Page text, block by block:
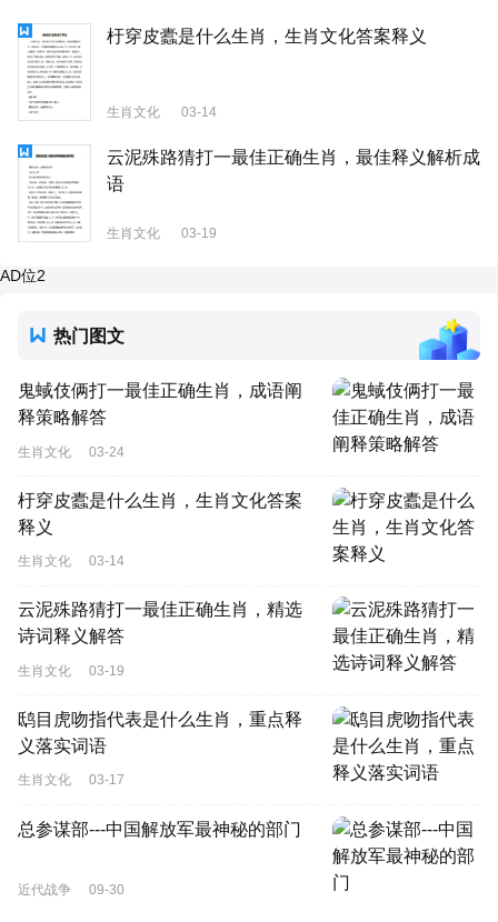
杅穿皮蠹是什么生肖，生肖文化答案释义
生肖文化 03-14
云泥殊路猜打一最佳正确生肖，最佳释义解析成
语
生肖文化 03-19
AD位2
热门图文
鬼蜮伎俩打一最佳正确生肖，成语阐
释策略解答
生肖文化 03-24
杅穿皮蠹是什么生肖，生肖文化答案
释义
生肖文化 03-14
云泥殊路猜打一最佳正确生肖，精选
诗词释义解答
生肖文化 03-19
鸱目虎吻指代表是什么生肖，重点释
义落实词语
生肖文化 03-17
总参谋部---中国解放军最神秘的部门
近代战争 09-30